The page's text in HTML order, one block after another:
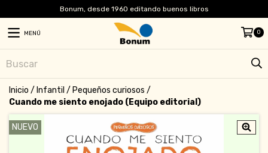
Bonum, desde 1960 editando buenos libros
MENÚ 0
Inicio / Infantil / Pequeños curiosos /
Cuando me siento enojado (Equipo editorial)
NUEVO